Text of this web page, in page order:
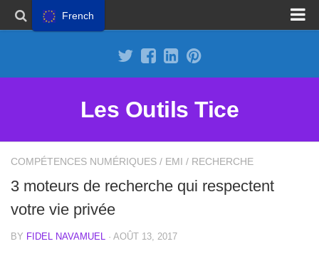
Les Outils Tice
COMPÉTENCES NUMÉRIQUES / EMI / RECHERCHE
3 moteurs de recherche qui respectent
votre vie privée
BY FIDEL NAVAMUEL · AOÛT 13, 2017
French